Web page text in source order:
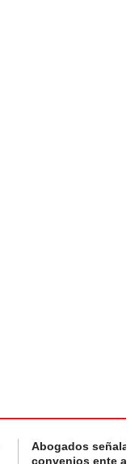
Abogados
convenios ente